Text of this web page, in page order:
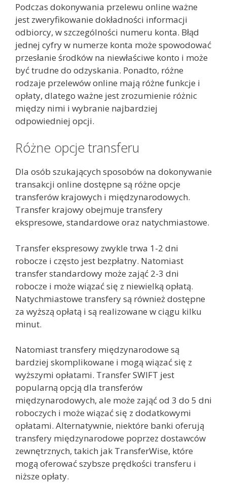
Podczas dokonywania przelewu online ważne
jest zweryfikowanie dokładności informacji
odbiorcy, w szczególności numeru konta. Błąd
jednej cyfry w numerze konta może spowodować
przesłanie środków na niewłaściwe konto i może
być trudne do odzyskania. Ponadto, różne
rodzaje przelewów online mają różne funkcje i
opłaty, dlatego ważne jest zrozumienie różnic
między nimi i wybranie najbardziej
odpowiedniej opcji.
Różne opcje transferu
Dla osób szukających sposobów na dokonywanie
transakcji online dostępne są różne opcje
transferów krajowych i międzynarodowych.
Transfer krajowy obejmuje transfery
ekspresowe, standardowe oraz natychmiastowe.
Transfer ekspresowy zwykle trwa 1-2 dni
robocze i często jest bezpłatny. Natomiast
transfer standardowy może zająć 2-3 dni
robocze i może wiązać się z niewielką opłatą.
Natychmiastowe transfery są również dostępne
za wyższą opłatą i są realizowane w ciągu kilku
minut.
Natomiast transfery międzynarodowe są
bardziej skomplikowane i mogą wiązać się z
wyższymi opłatami. Transfer SWIFT jest
popularną opcją dla transferów
międzynarodowych, ale może zająć od 3 do 5 dni
roboczych i może wiązać się z dodatkowymi
opłatami. Alternatywnie, niektóre banki oferują
transfery międzynarodowe poprzez dostawców
zewnętrznych, takich jak TransferWise, które
mogą oferować szybsze prędkości transferu i
niższe opłaty.